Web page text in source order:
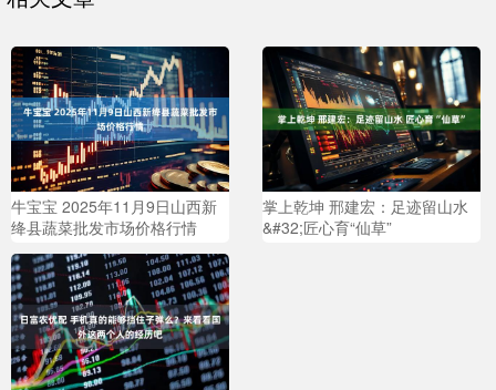
牛宝宝 2025年11月9日山西新
绛县蔬菜批发市场价格行情
掌上乾坤 邢建宏：足迹留山水
&#32;匠心育“仙草”